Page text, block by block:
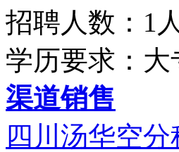
招聘人数：1人
学历要求：大
渠道销售
四川汤华空